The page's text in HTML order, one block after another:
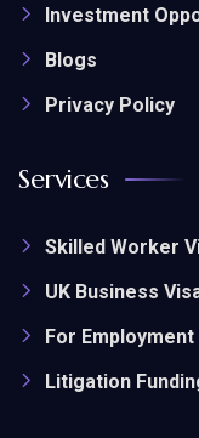
Investment
Blogs
Privacy Policy
Services
Skilled Worker
UK Business
For
Litigation